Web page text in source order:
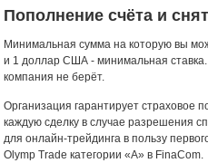
Пополнение счёта и
Минимальная сумма на которую вы
и 1 доллар США - минимальная
компания не берёт.
Организация гарантирует страховое
каждую сделку в случае разрешения
для онлайн-трейдинга в пользу
Olymp Trade категории «А» в FinaCom.